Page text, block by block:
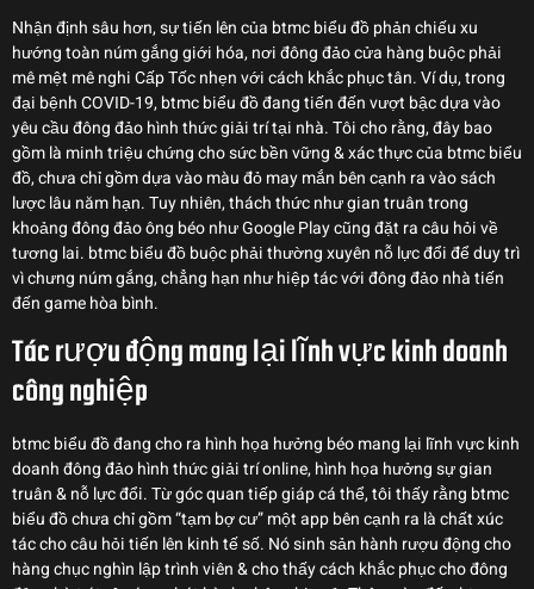
Nhận định sâu hơn, sự tiến lên của btmc biểu đồ phản chiếu xu
hướng toàn núm gắng giới hóa, nơi đông đảo cửa hàng buộc phải
mê mệt mê nghi Cấp Tốc nhẹn với cách khắc phục tân. Ví dụ, trong
đại bệnh COVID-19, btmc biểu đồ đang tiến đến vượt bậc dựa vào
yêu cầu đông đảo hình thức giải trí tại nhà. Tôi cho rằng, đây bao
gồm là minh triệu chứng cho sức bền vững & xác thực của btmc biểu
đồ, chưa chỉ gồm dựa vào màu đỏ may mắn bên cạnh ra vào sách
lược lâu năm hạn. Tuy nhiên, thách thức như gian truân trong
khoảng đông đảo ông béo như Google Play cũng đặt ra câu hỏi về
tương lai. btmc biểu đồ buộc phải thường xuyên nỗ lực đổi để duy trì
vì chưng núm gắng, chẳng hạn như hiệp tác với đông đảo nhà tiến
đến game hòa bình.
Tác rượu động mang lại lĩnh vực kinh doanh
công nghiệp
btmc biểu đồ đang cho ra hình họa hưởng béo mang lại lĩnh vực kinh
doanh đông đảo hình thức giải trí online, hình họa hưởng sự gian
truân & nỗ lực đổi. Từ góc quan tiếp giáp cá thể, tôi thấy rằng btmc
biểu đồ chưa chỉ gồm “tạm bợ cư” một app bên cạnh ra là chất xúc
tác cho câu hỏi tiến lên kinh tế số. Nó sinh sản hành rượu động cho
hàng chục nghìn lập trình viên & cho thấy cách khắc phục cho đông